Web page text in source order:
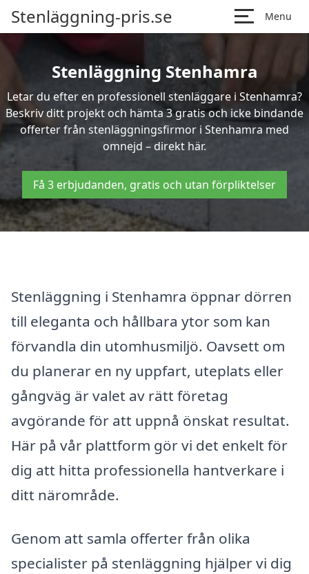
Stenläggning-pris.se Menu
Stenläggning Stenhamra
Letar du efter en professionell stenläggare i Stenhamra?
Beskriv ditt projekt och hämta 3 gratis och icke bindande
offerter från stenläggningsfirmor i Stenhamra med
omnejd – direkt här.
Få 3 erbjudanden, gratis och utan förpliktelser
Stenläggning i Stenhamra öppnar dörren
till eleganta och hållbara ytor som kan
förvandla din utomhusmiljö. Oavsett om
du planerar en ny uppfart, uteplats eller
gångväg är valet av rätt företag
avgörande för att uppnå önskat resultat.
Här på vår plattform gör vi det enkelt för
dig att hitta professionella hantverkare i
ditt närområde.
Genom att samla offerter från olika
specialister på stenläggning hjälper vi dig